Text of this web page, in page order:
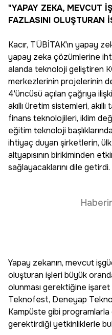
"YAPAY ZEKA, MEVCUT
FAZLASINI OLUŞTURAN
Kacır, TÜBİTAK'ın yapay
yapay zeka çözümlerine
alanda teknoloji geliştiren
merkezlerinin projelerinin
4'üncüsü açılan çağrıya
akıllı üretim sistemleri, akıllı
finans teknolojileri, iklim
eğitim teknoloji
ihtiyaç duyan şirketlerin,
altyapısının birikiminden
sağlayacaklarını dile getirdi.
Yapay zekanın, mevcut
oluşturan işleri büyük
olunması gerektiğine işaret
Teknofest, Deneyap
Kampüste gibi
gerektirdiği yetkinliklerle